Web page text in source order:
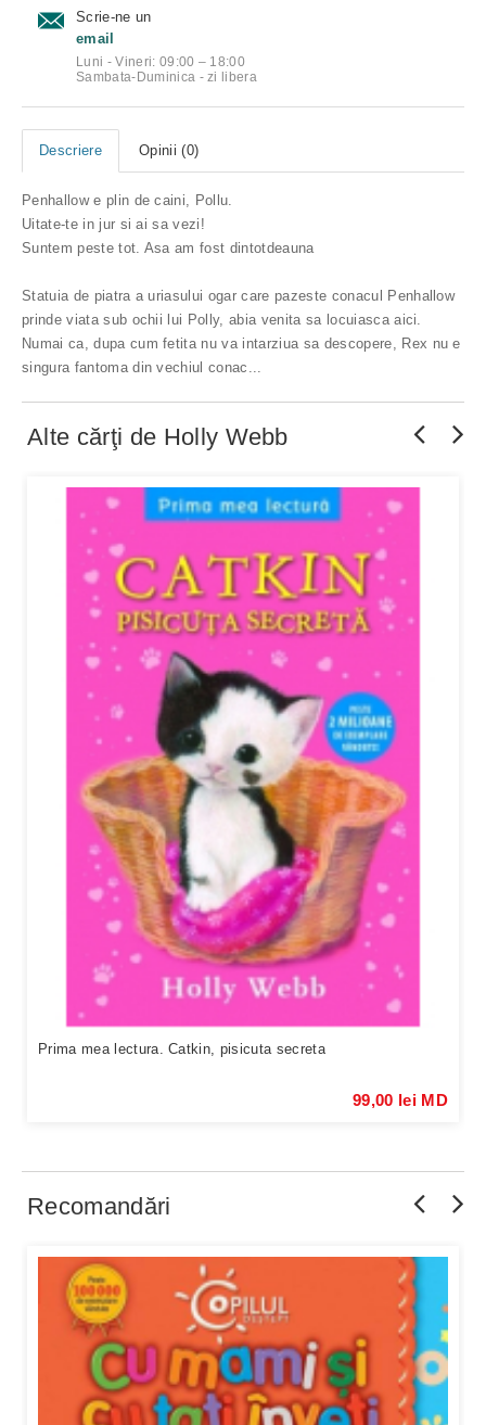
Scrie-ne un
email
Luni - Vineri: 09:00 – 18:00
Sambata-Duminica - zi libera
Descriere Opinii (0)
Penhallow e plin de caini, Pollu.
Uitate-te in jur si ai sa vezi!
Suntem peste tot. Asa am fost dintotdeauna
Statuia de piatra a uriasului ogar care pazeste conacul Penhallow
prinde viata sub ochii lui Polly, abia venita sa locuiasca aici.
Numai ca, dupa cum fetita nu va intarziua sa descopere, Rex nu e
singura fantoma din vechiul conac...
Alte cărţi de Holly Webb
Prima mea lectura. Catkin, pisicuta secreta
99,00 lei MD
Recomandări